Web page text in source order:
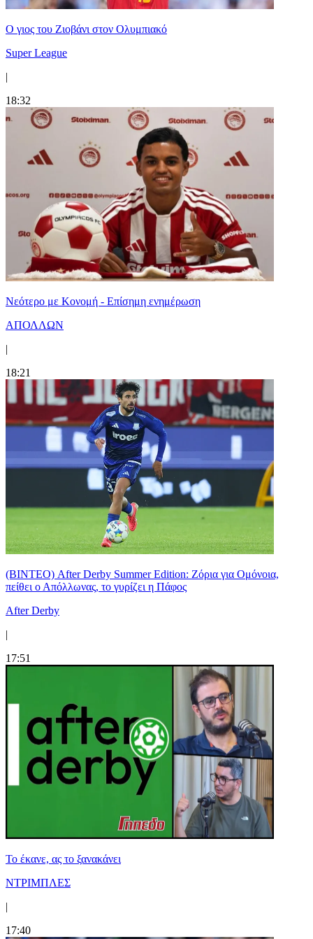
Ο γιος του Ζιοβάνι στον Ολυμπιακό
Super League
|
18:32
Νεότερο με Κονομή - Επίσημη ενημέρωση
ΑΠΟΛΛΩΝ
|
18:21
(ΒΙΝΤΕΟ) After Derby Summer Edition: Ζόρια για Ομόνοια,
πείθει ο Απόλλωνας, το γυρίζει η Πάφος
After Derby
|
17:51
Το έκανε, ας το ξανακάνει
ΝΤΡΙΜΠΛΕΣ
|
17:40